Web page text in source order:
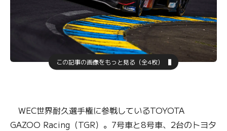
この記事の画像をもっと見る（全4枚）
WEC世界耐久選手権に参戦しているTOYOTA
GAZOO Racing（TGR）。7号車と8号車、2台のトヨタ